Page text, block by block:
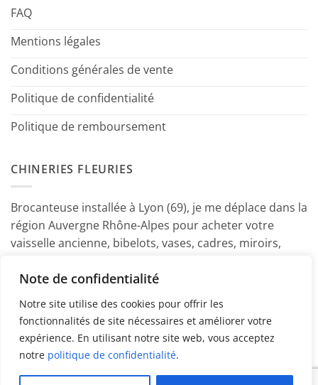
Note de confidentialité
Notre site utilise des cookies pour offrir les
fonctionnalités de site nécessaires et améliorer votre
expérience. En utilisant notre site web, vous acceptez
notre politique de confidentialité.
FAQ
Mentions légales
Conditions générales de vente
Politique de confidentialité
Politique de remboursement
CHINERIES FLEURIES
Brocanteuse installée à Lyon (69), je me déplace dans la
région Auvergne Rhône-Alpes pour acheter votre
vaisselle ancienne, bibelots, vases, cadres, miroirs,
Marine
PayPal AmericanMasterCard
Visa